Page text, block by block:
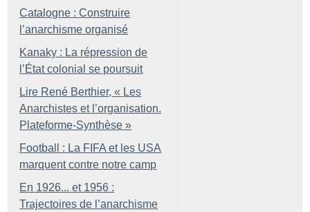
Catalogne : Construire
l’anarchisme organisé
Kanaky : La répression de
l’État colonial se poursuit
Lire René Berthier, « Les
Anarchistes et l’organisation.
Plateforme-Synthèse »
Football : La FIFA et les USA
marquent contre notre camp
En 1926... et 1956 :
Trajectoires de l’anarchisme